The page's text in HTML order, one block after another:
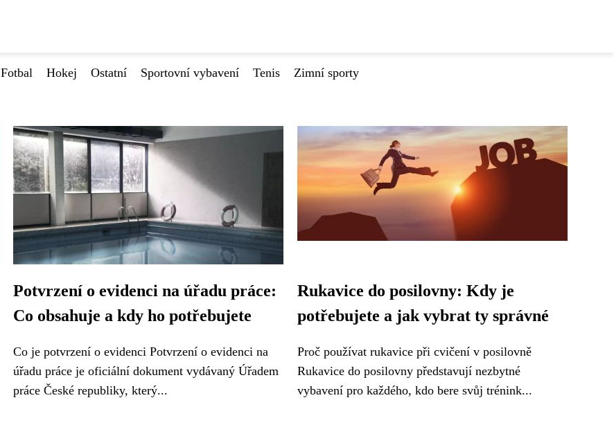
Fotbal Hokej Ostatní Sportovní vybavení Tenis Zimní sporty
Potvrzení o evidenci na úřadu práce:
Co obsahuje a kdy ho potřebujete
Co je potvrzení o evidenci Potvrzení o evidenci na
úřadu práce je oficiální dokument vydávaný Úřadem
práce České republiky, který...
Rukavice do posilovny: Kdy je
potřebujete a jak vybrat ty správné
Proč používat rukavice při cvičení v posilovně
Rukavice do posilovny představují nezbytné
vybavení pro každého, kdo bere svůj trénink...